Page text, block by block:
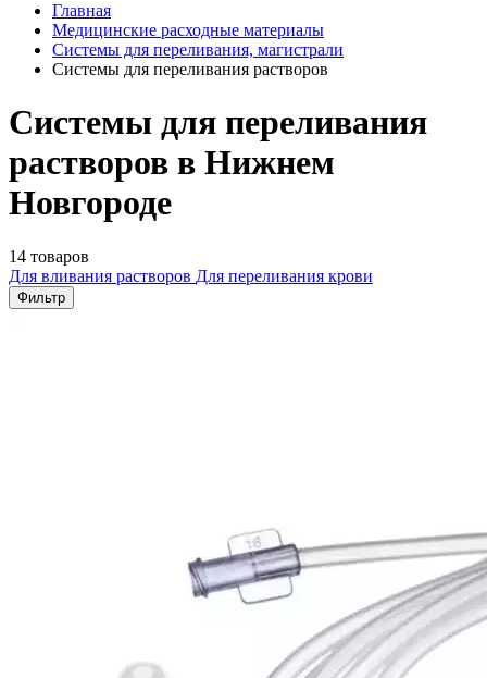
Главная
Медицинские расходные материалы
Системы для переливания, магистрали
Системы для переливания растворов
Системы для переливания
растворов в Нижнем
Новгороде
14 товаров
Для вливания растворов Для переливания крови
Фильтр